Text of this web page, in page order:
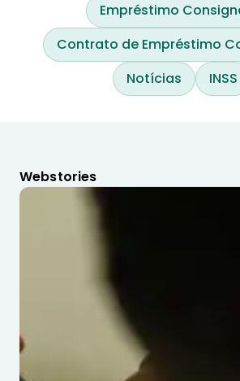
Empréstimo
Contrato de Empréstimo
Notícias
INSS
Webstories